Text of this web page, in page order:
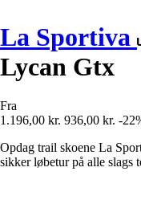
La Sportiva
Lycan Gtx
Fra
1.196,00 kr. 936,00 kr. -
Opdag trail skoene La
sikker løbetur på alle slags